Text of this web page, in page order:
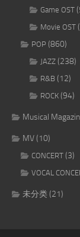
Game OST
Movie OST
POP (860)
JAZZ (238)
R&B (12)
ROCK (94)
Musical
MV(10)
CONCERT (3)
VOCAL
未分类(21)